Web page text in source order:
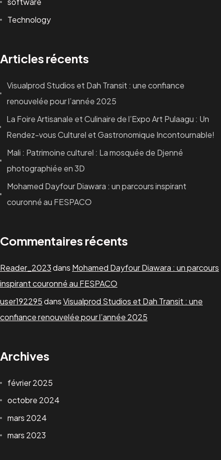
Technology
Articles récents
Visualprod Studios et Dah Transit : une confiance
renouvelée pour l’année 2025
La Foire Artisanale et Culinaire de l’Expo Art Pulaagu : Un
Rendez-vous Culturel et Gastronomique Incontournable!
Mali : Patrimoine culturel : La mosquée de Djenné
photographiée en 3D
Mohamed Dayfour Diawara : un parcours inspirant
couronné au FESPACO
Commentaires récents
Reader_2023dans Mohamed Dayfour Diawara : un parcours
inspirant couronné au FESPACO
user192295dansVisualprod Studios et Dah Transit : une
confiance renouvelée pour l’année 2025
Archives
février 2025
octobre 2024
mars 2024
mars 2023